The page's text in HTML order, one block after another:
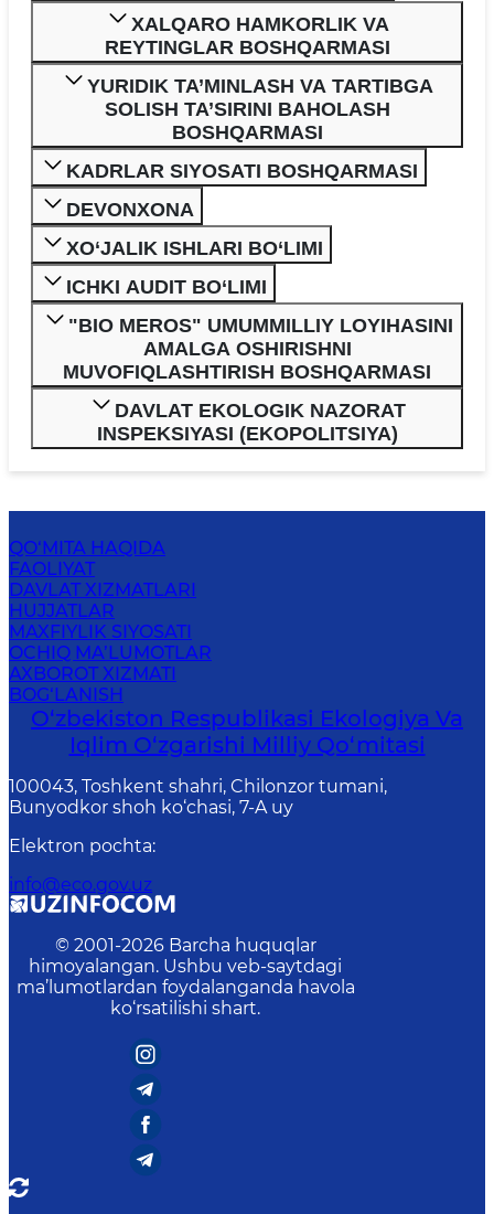
XALQARO HAMKORLIK VA
REYTINGLAR BOSHQARMASI
YURIDIK TA’MINLASH VA TARTIBGA
SOLISH TA’SIRINI BAHOLASH
BOSHQARMASI
KADRLAR SIYOSATI BOSHQARMASI
DEVONXONA
XO‘JALIK ISHLARI BO‘LIMI
ICHKI AUDIT BO‘LIMI
"BIO MEROS" UMUMMILLIY LOYIHASINI
AMALGA OSHIRISHNI
MUVOFIQLASHTIRISH BOSHQARMASI
DAVLAT EKOLOGIK NAZORAT
INSPEKSIYASI (EKOPOLITSIYA)
QO‘MITA HAQIDA
FAOLIYAT
DAVLAT XIZMATLARI
HUJJATLAR
MAXFIYLIK SIYOSATI
OCHIQ MA’LUMOTLAR
AXBOROT XIZMATI
BOG‘LANISH
O‘zbekiston Respublikasi Ekologiya Va
Iqlim O‘zgarishi Milliy Qo‘mitasi
100043, Toshkent shahri, Chilonzor tumani,
Bunyodkor shoh ko‘chasi, 7-A uy
Elektron pochta:
info@eco.gov.uz
© 2001-2026 Barcha huquqlar
himoyalangan. Ushbu veb-saytdagi
ma’lumotlardan foydalanganda havola
ko‘rsatilishi shart.